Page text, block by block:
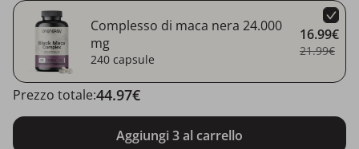
Complesso di maca nera 24.000
mg
240 capsule
16.99€
21.99€
Aggiungi 3 al carrello
Prezzo totale:44.97€